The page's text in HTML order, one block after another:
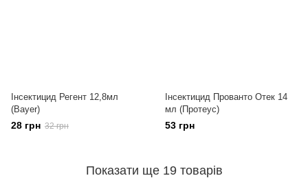
Інсектицид Регент 12,8мл
(Bayer)
28 грн 32 грн
Інсектицид Прованто Отек 14
мл (Протеус)
53 грн
Показати ще 19 товарів